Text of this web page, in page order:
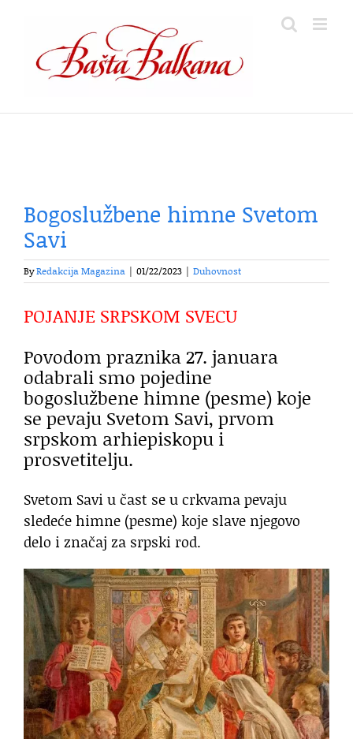
content
Bogoslužbene himne Svetom
Savi
ByRedakcija Magazina 01/22/2023 Duhovnost
POJANJE SRPSKOM SVECU
Povodom praznika 27. januara
odabrali smo pojedine
bogoslužbene himne (pesme) koje
se pevaju Svetom Savi, prvom
srpskom arhiepiskopu i
prosvetitelju.
Svetom Savi u čast se u crkvama pevaju
sledeće himne (pesme) koje slave njegovo
delo i značaj za srpski rod.